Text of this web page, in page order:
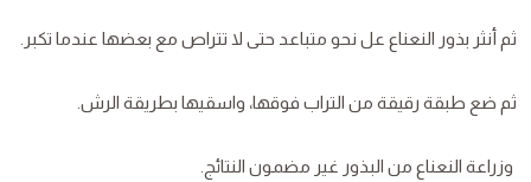
ثم أنثر بذور النعناع عل نحو متباعد حتى لا تتراص مع بعضها عندما تكبر.
ثم ضع طبقة رقيقة من التراب فوقها، واسقيها بطريقة الرش.
وزراعة النعناع من البذور غير مضمون النتائج.